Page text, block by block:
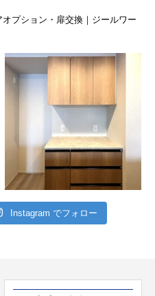
プション・扉交換｜ジールワー
Instagram でフォロー